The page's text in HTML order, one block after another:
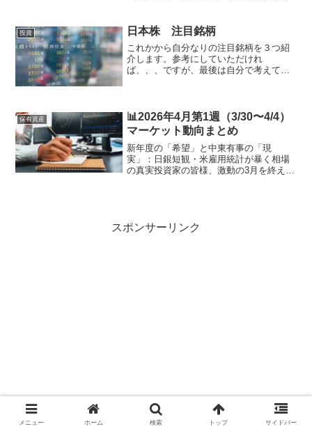
ア決算」に至るまでのシナリオを事前に
把握しておく...
投資 日本株 注目銘柄
これかから自分なりの注目銘柄を３つ紹
介します。参考にしていただけれ
ば、、、ですが、最後は自分で考えて行
主力で、クレジットカード...
保有資産
📊2026年4月第1週（3/30〜4/4）
マーケット動向まとめ
新年度の「希望」と中東有事の「現
実」：日銀短観・米雇用統計が暴く相場
の真実投資家の皆様、激動の3月を終え、
スポンサーリンク
メニュー ホーム 検索 トップ サイドバー